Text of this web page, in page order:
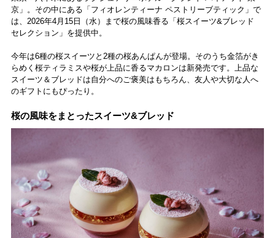
京」。その中にある「フィオレンティーナ ペストリーブティック」で
は、2026年4月15日（水）まで桜の風味香る「桜スイーツ&ブレッド
セレクション」を提供中。
今年は6種の桜スイーツと2種の桜あんぱんが登場。そのうち金箔がき
らめく桜ティラミスや桜が上品に香るマカロンは新発売です。上品な
スイーツ＆ブレッドは自分へのご褒美はもちろん、友人や大切な人へ
のギフトにもぴったり。
桜の風味をまとったスイーツ&ブレッド